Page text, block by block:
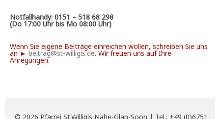
Notfallhandy: 0151 – 518 68 298
(Do 17:00 Uhr bis Mo 08:00 Uhr)
Wenn Sie eigene Beiträge einreichen wollen, schreiben Sie uns
an ► beitrag@st-willigis.de. Wir freuen uns auf Ihre
Anregungen.
© 2026 Pfarrei St.Willigis Nahe-Glan-Soon | Tel.: +49 (0)6751